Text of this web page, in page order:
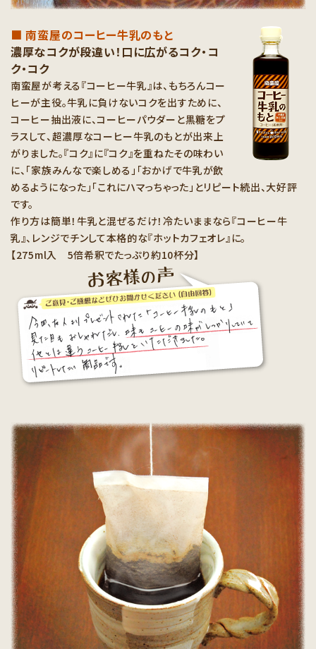
■ 南蛮屋のコーヒー牛乳のもと
濃厚なコクが段違い！口に広がるコク・コ
ク・コク
南蛮屋が考える『コーヒー牛乳』は、もちろんコー
ヒーが主役。牛乳に負けないコクを出すために、
コーヒー抽出液に、コーヒーパウダーと黒糖をプ
ラスして、超濃厚なコーヒー牛乳のもとが出来上
がりました。『コク』に『コク』を重ねたその味わい
に、「家族みんなで楽しめる」「おかげで牛乳が飲
めるようになった」「これにハマっちゃった」とリピート続出、大好評
です。
作り方は簡単！牛乳と混ぜるだけ！冷たいままなら『コーヒー牛
乳』、レンジでチンして本格的な『ホットカフェオレ』に。
【275ml入 5倍希釈でたっぷり約10杯分】